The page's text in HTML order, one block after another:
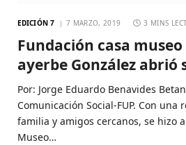
EDICIÓN 7 7 MARZO, 2019 3 MINS
Fundación casa
ayerbe González abrió
Por: Jorge Eduardo Benavides
Comunicación Social-FUP. Con
familia y amigos cercanos, se hizo
Museo…